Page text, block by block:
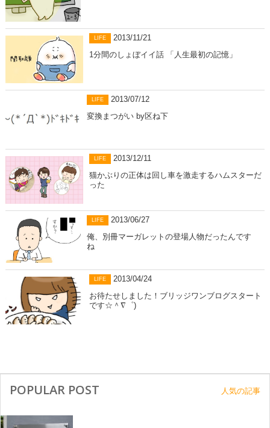
LIFE
2013/11/21
1分間のしょぼイイ話 「人生最初の記憶」
LIFE
2013/07/12
変換まつがい by区ね下
LIFE
2013/12/11
猫かぶりの正体は回し車を激走するハムスターだ
った
LIFE
2013/06/27
俺、別冊マーガレットの登場人物だったんです
ね
LIFE
2013/04/24
お待たせしました！ブリッジワンブログスタート
です☆＾∇゜)
POPULAR POST 人気の記事